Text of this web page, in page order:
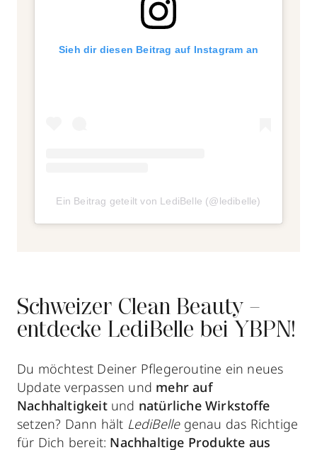
Sieh dir diesen Beitrag auf Instagram an
Ein Beitrag geteilt von LediBelle (@ledibelle)
Schweizer Clean Beauty –
entdecke LediBelle bei YBPN!
Du möchtest Deiner Pflegeroutine ein neues
Update verpassen und mehr auf
Nachhaltigkeitund natürliche Wirkstoffe
setzen? Dann hält LediBelle genau das Richtige
für Dich bereit: Nachhaltige Produkte aus